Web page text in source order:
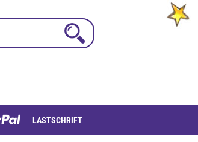
LASTSCHRIFT